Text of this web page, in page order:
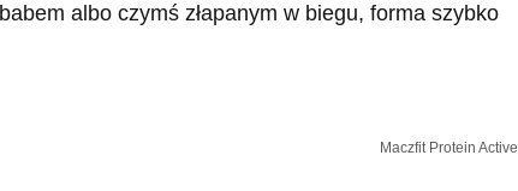
albo czymś złapanym w biegu, forma szybko
Maczfit Protein Active